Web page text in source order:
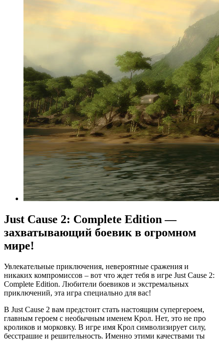
Just Cause 2: Complete Edition —
захватывающий боевик в огромном
мире!
Увлекательные приключения, невероятные сражения и
никаких компромиссов – вот что ждет тебя в игре Just Cause 2:
Complete Edition. Любители боевиков и экстремальных
приключений, эта игра специально для вас!
В Just Cause 2 вам предстоит стать настоящим супергероем,
главным героем с необычным именем Крол. Нет, это не про
кроликов и морковку. В игре имя Крол символизирует силу,
бесстрашие и решительность. Именно этими качествами ты